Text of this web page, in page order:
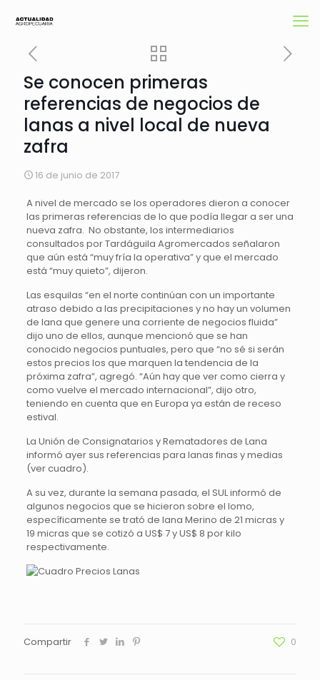
Se conocen primeras
referencias de negocios de
lanas a nivel local de nueva
zafra
16 de junio de 2017
A nivel de mercado se los operadores dieron a conocer
las primeras referencias de lo que podía llegar a ser una
nueva zafra. No obstante, los intermediarios
consultados por Tardáguila Agromercados señalaron
que aún está “muy fría la operativa” y que el mercado
está “muy quieto”, dijeron.
Las esquilas “en el norte continúan con un importante
atraso debido a las precipitaciones y no hay un volumen
de lana que genere una corriente de negocios fluida”
dijo uno de ellos, aunque mencionó que se han
conocido negocios puntuales, pero que “no sé si serán
estos precios los que marquen la tendencia de la
próxima zafra”, agregó. “Aún hay que ver como cierra y
como vuelve el mercado internacional”, dijo otro,
teniendo en cuenta que en Europa ya están de receso
estival.
La Unión de Consignatarios y Rematadores de Lana
informó ayer sus referencias para lanas finas y medias
(ver cuadro).
A su vez, durante la semana pasada, el SUL informó de
algunos negocios que se hicieron sobre el lomo,
específicamente se trató de lana Merino de 21 micras y
19 micras que se cotizó a US$ 7 y US$ 8 por kilo
respectivamente.
Compartir 0